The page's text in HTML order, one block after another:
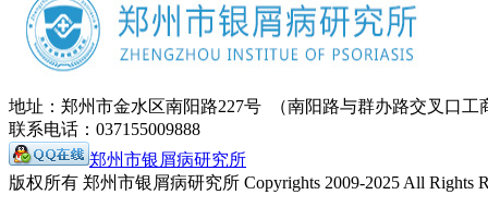
地址：郑州市金水区南阳路227号 （南阳路与群办路交叉口工
联系电话：037155009888
郑州市银屑病研究所
版权所有 郑州市银屑病研究所 Copyrights 2009-2025 All Rights